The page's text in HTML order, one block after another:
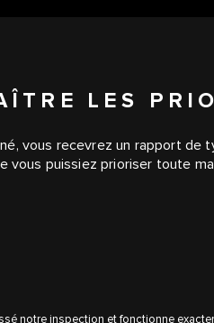
LES
vous recevrez un rapport de
vous puissiez prioriser toute
notre inspection et fonctionne